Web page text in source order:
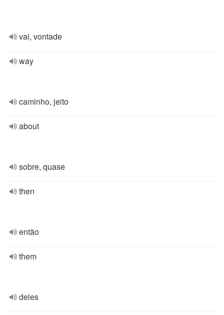
vai, vontade
way
caminho, jeito
about
sobre, quase
then
então
them
deles